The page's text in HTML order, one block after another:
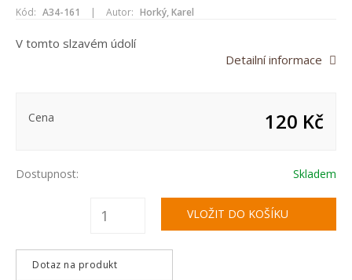
Kód: A34-161 | Autor: Horký, Karel
V tomto slzavém údolí
Detailní informace
Cena 120 Kč
Dostupnost: Skladem
Dotaz na produkt